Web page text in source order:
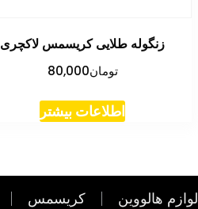
زنگوله طلایی کریسمس لاکچری
تومان80,000
اطلاعات بیشتر
لوازم هالووین کریسمس